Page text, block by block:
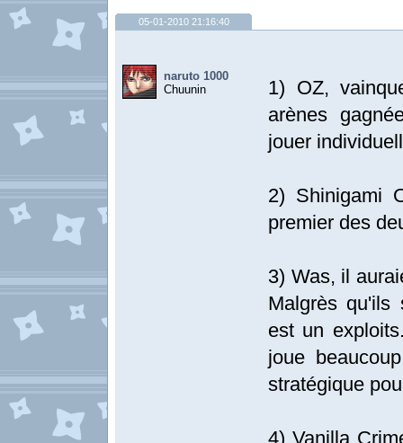
05-01-2010 21:16:40
naruto 1000
Chuunin
1) OZ,
arènes
jouer
2) Shinigami
premier des
3) Was, il
Malgrès qu'ils
est un
joue
stratégique
4) Vanilla